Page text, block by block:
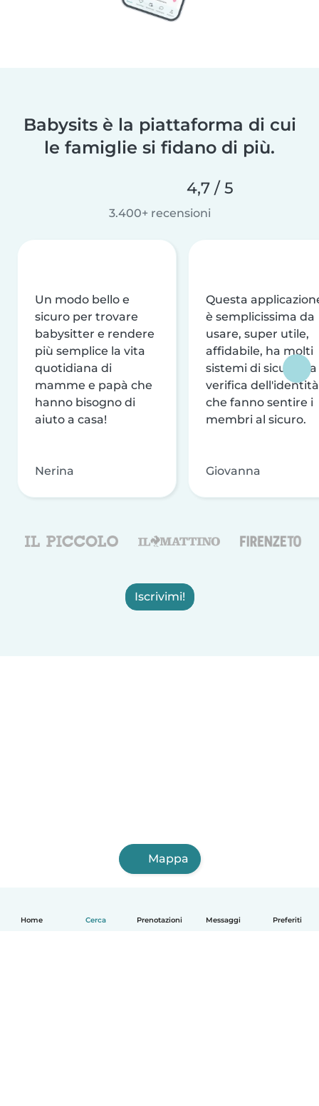
Home Cerca Prenotazioni Messaggi Preferiti
Babysits è la piattaforma di cui
le famiglie si fidano di più.
4,7 / 5
3.400+ recensioni
Un modo bello e
sicuro per trovare
babysitter e rendere
più semplice la vita
quotidiana di
mamme e papà che
hanno bisogno di
aiuto a casa!
Nerina
Questa
è semplicissima da
usare, super utile,
affidabile, ha molti
sistemi di sicurezza
verifica dell'identità
che fanno sentire i
membri al sicuro.
Giovanna
Iscrivimi!
Mappa